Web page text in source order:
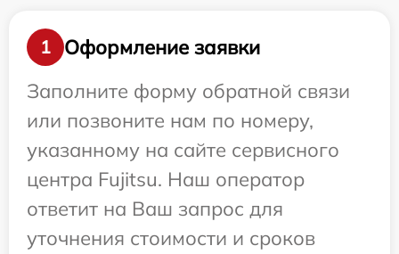
1
Оформление заявки
Заполните форму обратной связи
или позвоните нам по номеру,
указанному на сайте сервисного
центра Fujitsu. Наш оператор
ответит на Ваш запрос для
уточнения стоимости и сроков